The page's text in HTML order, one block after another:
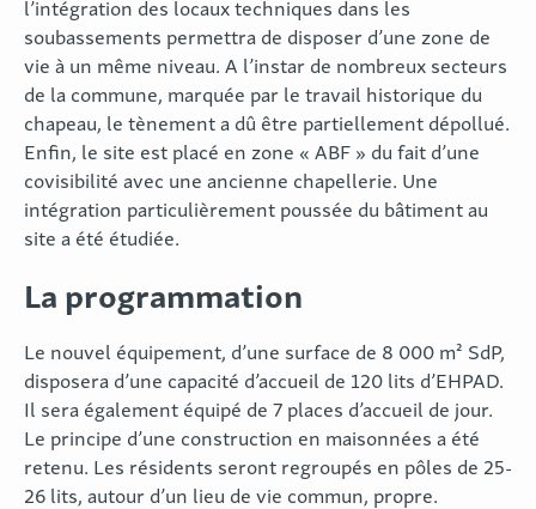
l’intégration des locaux techniques dans les
soubassements permettra de disposer d’une zone de
vie à un même niveau. A l’instar de nombreux secteurs
de la commune, marquée par le travail historique du
chapeau, le tènement a dû être partiellement dépollué.
Enfin, le site est placé en zone « ABF » du fait d’une
covisibilité avec une ancienne chapellerie. Une
intégration particulièrement poussée du bâtiment au
site a été étudiée.
La programmation
Le nouvel équipement, d’une surface de 8 000 m² SdP,
disposera d’une capacité d’accueil de 120 lits d’EHPAD.
Il sera également équipé de 7 places d’accueil de jour.
Le principe d’une construction en maisonnées a été
retenu. Les résidents seront regroupés en pôles de 25-
26 lits, autour d’un lieu de vie commun, propre.